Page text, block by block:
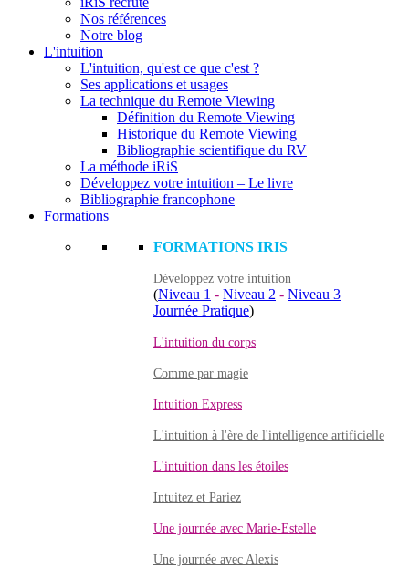
Nos références
Notre blog
L'intuition
L'intuition, qu'est ce que c'est ?
Ses applications et usages
La technique du Remote Viewing
Définition du Remote Viewing
Historique du Remote Viewing
Bibliographie scientifique du RV
La méthode iRiS
Développez votre intuition – Le livre
Bibliographie francophone
Formations
FORMATIONS IRIS
Développez votre intuition
(Niveau 1 - Niveau 2 - Niveau 3
Journée Pratique)
L'intuition du corps
Comme par magie
Intuition Express
L'intuition à l'ère de l'intelligence artificielle
L'intuition dans les étoiles
Intuitez et Pariez
Une journée avec Marie-Estelle
Une journée avec Alexis